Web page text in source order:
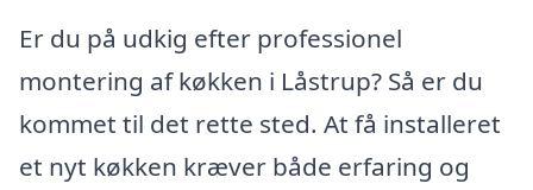
Er du på udkig efter professionel
montering af køkken i Låstrup? Så er du
kommet til det rette sted. At få installeret
et nyt køkken kræver både erfaring og